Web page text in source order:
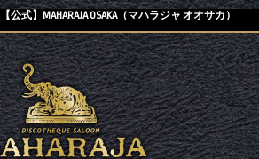
【公式】MAHARAJA OSAKA（マハラジャ オオサカ）